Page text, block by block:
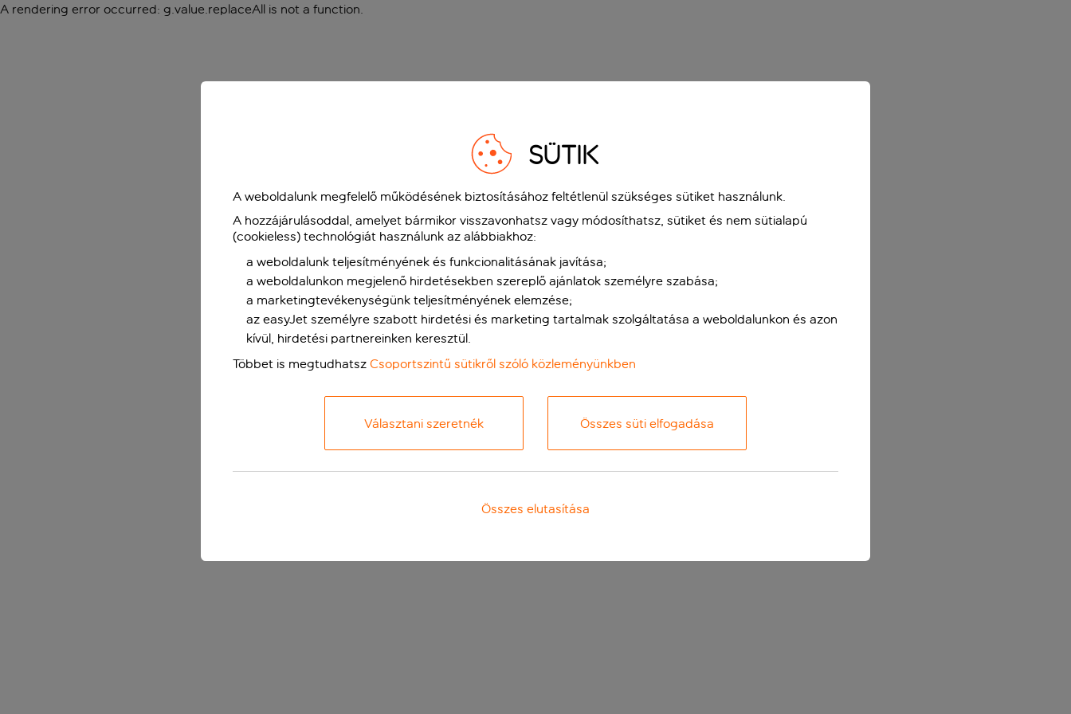
A rendering error occurred: g.value.replaceAll is not a function.
SÜTIK
A weboldalunk megfelelő működésének biztosításához feltétlenül szükséges sütiket használunk.
A hozzájárulásoddal, amelyet bármikor visszavonhatsz vagy módosíthatsz, sütiket és nem sütialapú
(cookieless) technológiát használunk az alábbiakhoz:
a weboldalunk teljesítményének és funkcionalitásának javítása;
a weboldalunkon megjelenő hirdetésekben szereplő ajánlatok személyre szabása;
a marketingtevékenységünk teljesítményének elemzése;
az easyJet személyre szabott hirdetési és marketing tartalmak szolgáltatása a weboldalunkon és azon
kívül, hirdetési partnereinken keresztül.
Többet is megtudhatsz Csoportszintű sütikről szóló közleményünkben
Választani szeretnék Összes süti elfogadása
Összes elutasítása